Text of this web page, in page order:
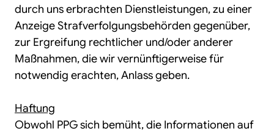
durch uns erbrachten Dienstleistungen, zu einer
Anzeige Strafverfolgungsbehörden gegenüber,
zur Ergreifung rechtlicher und/oder anderer
Maßnahmen, die wir vernünftigerweise für
notwendig erachten, Anlass geben.
Haftung
Obwohl PPG sich bemüht, die Informationen auf